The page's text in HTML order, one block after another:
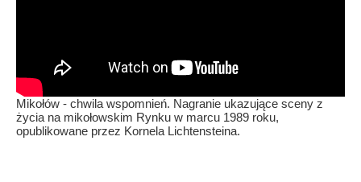
Mikołów - chwila wspomnień. Nagranie ukazujące sceny z
życia na mikołowskim Rynku w marcu 1989 roku,
opublikowane przez Kornela Lichtensteina.